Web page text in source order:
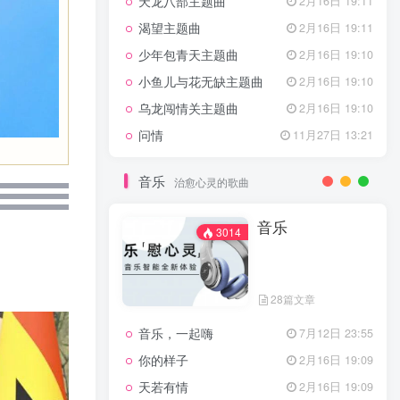
渴望主题曲 2月16日 19:11
少年包青天主题曲 2月16日 19:10
小鱼儿与花无缺主题曲 2月16日 19:10
乌龙闯情关主题曲 2月16日 19:10
问情 11月27日 13:21
音乐 治愈心灵的歌曲
3014 音乐
28篇文章
音乐，一起嗨 7月12日 23:55
你的样子 2月16日 19:09
天若有情 2月16日 19:09